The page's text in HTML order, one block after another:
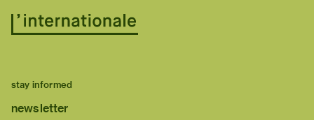
stay informed
newsletter